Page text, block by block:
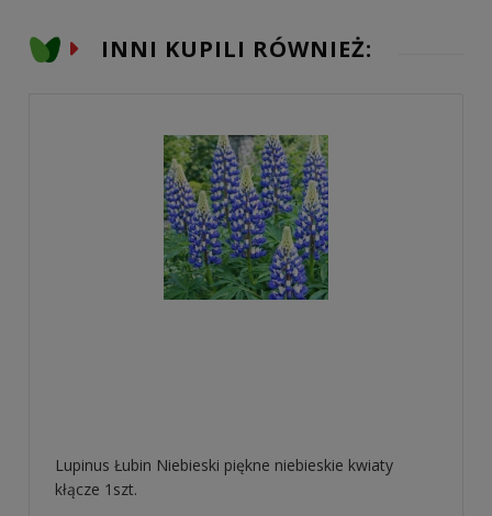
INNI KUPILI RÓWNIEŻ:
Lupinus Łubin Niebieski piękne niebieskie kwiaty
kłącze 1szt.